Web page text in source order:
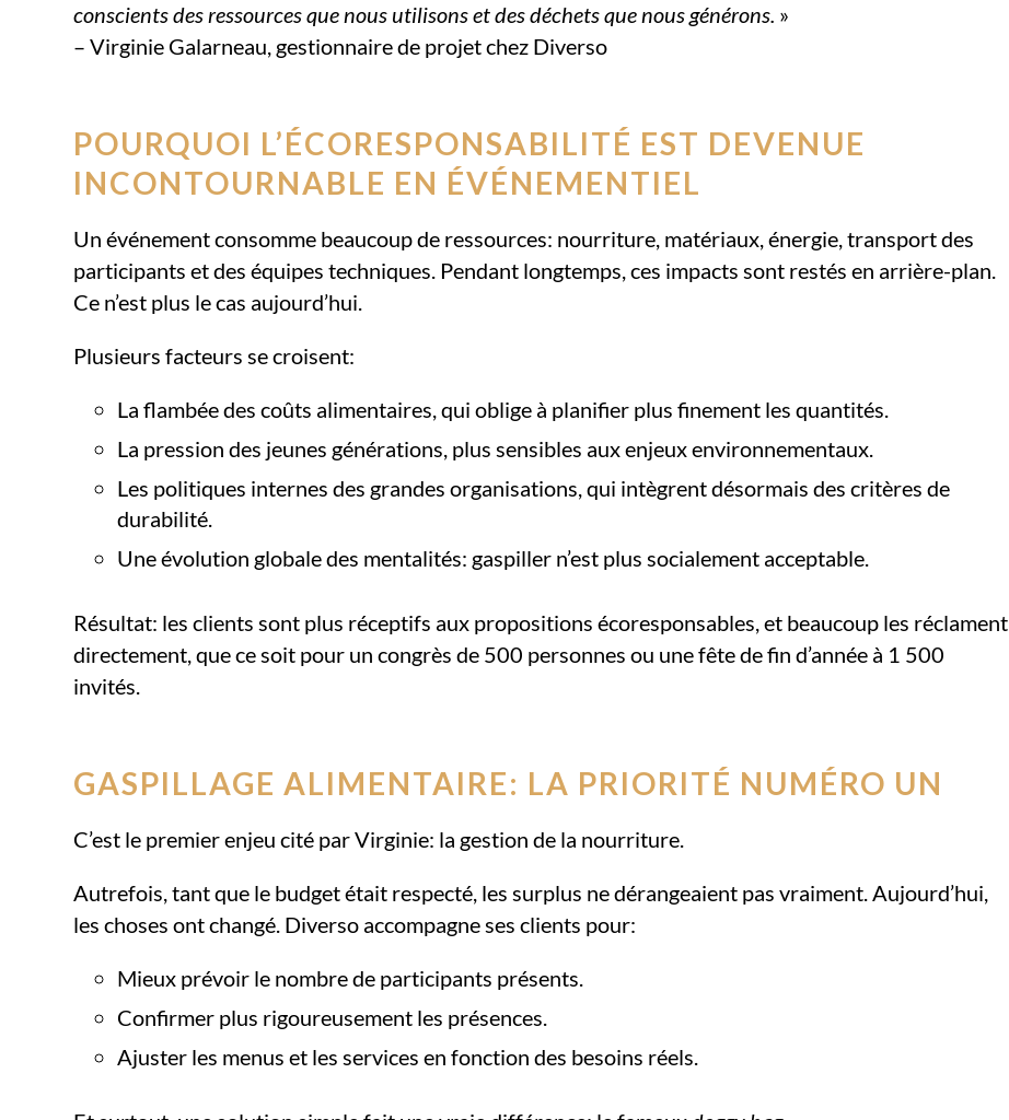
conscients des ressources que nous utilisons et des déchets que nous générons. »
– Virginie Galarneau, gestionnaire de projet chez Diverso
POURQUOI L’ÉCORESPONSABILITÉ EST DEVENUE
INCONTOURNABLE EN ÉVÉNEMENTIEL
Un événement consomme beaucoup de ressources: nourriture, matériaux, énergie, transport des
participants et des équipes techniques. Pendant longtemps, ces impacts sont restés en arrière-plan.
Ce n’est plus le cas aujourd’hui.
Plusieurs facteurs se croisent:
La flambée des coûts alimentaires, qui oblige à planifier plus finement les quantités.
La pression des jeunes générations, plus sensibles aux enjeux environnementaux.
Les politiques internes des grandes organisations, qui intègrent désormais des critères de
durabilité.
Une évolution globale des mentalités: gaspiller n’est plus socialement acceptable.
Résultat: les clients sont plus réceptifs aux propositions écoresponsables, et beaucoup les réclament
directement, que ce soit pour un congrès de 500 personnes ou une fête de fin d’année à 1 500
invités.
GASPILLAGE ALIMENTAIRE: LA PRIORITÉ NUMÉRO UN
C’est le premier enjeu cité par Virginie: la gestion de la nourriture.
Autrefois, tant que le budget était respecté, les surplus ne dérangeaient pas vraiment. Aujourd’hui,
les choses ont changé. Diverso accompagne ses clients pour:
Mieux prévoir le nombre de participants présents.
Confirmer plus rigoureusement les présences.
Ajuster les menus et les services en fonction des besoins réels.